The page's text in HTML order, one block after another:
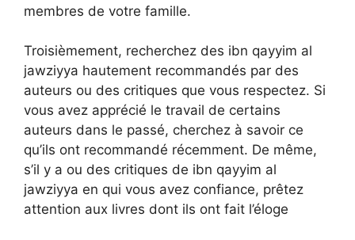
membres de votre famille.
Troisièmement, recherchez des ibn qayyim al
jawziyya hautement recommandés par des
auteurs ou des critiques que vous respectez. Si
vous avez apprécié le travail de certains
auteurs dans le passé, cherchez à savoir ce
qu’ils ont recommandé récemment. De même,
s’il y a ou des critiques de ibn qayyim al
jawziyya en qui vous avez confiance, prêtez
attention aux livres dont ils ont fait l’éloge